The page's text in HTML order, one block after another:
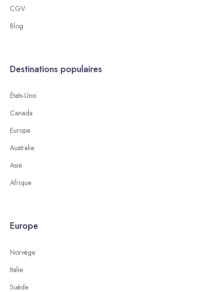
CGV
Blog
Destinations populaires
États-Unis
Canada
Europe
Australie
Asie
Afrique
Europe
Norvège
Italie
Suède